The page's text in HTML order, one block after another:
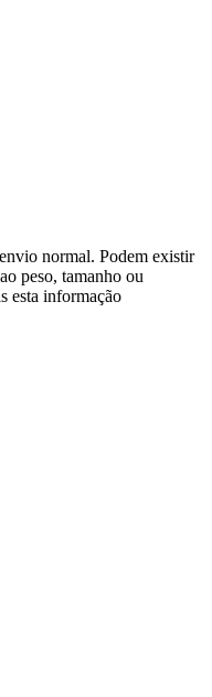
normal. Podem existir
peso, tamanho ou
esta informação